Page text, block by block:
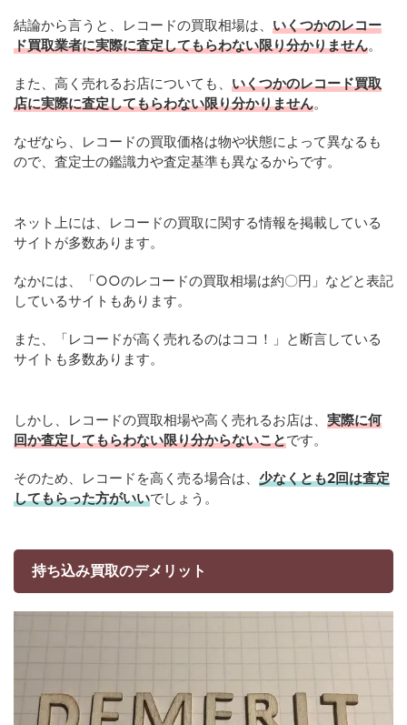
結論から言うと、レコードの買取相場は、 いくつかのレコー
ド買取業者に実際に査定してもらわない限り分かりません。
また、高く売れるお店についても、 いくつかのレコード買取
店に実際に査定してもらわない限り分かりません。
なぜなら、レコードの買取価格は物や状態によって異なるも
ので、査定士の鑑識力や査定基準も異なるからです。
ネット上には、レコードの買取に関する情報を掲載している
サイトが多数あります。
なかには、「○○のレコードの買取相場は約〇円」などと表記
しているサイトもあります。
また、「レコードが高く売れるのはココ！」と断言している
サイトも多数あります。
しかし、レコードの買取相場や高く売れるお店は、 実際に何
回か査定してもらわない限り分からないことです。
そのため、レコードを高く売る場合は、 少なくとも2回は査定
してもらった方がいいでしょう。
持ち込み買取のデメリット